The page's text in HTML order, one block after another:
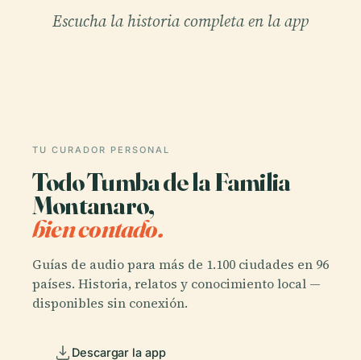
Escucha la historia completa en la app
TU CURADOR PERSONAL
Todo Tumba de la Familia
Montanaro,
bien contado.
Guías de audio para más de 1.100 ciudades en 96
países. Historia, relatos y conocimiento local —
disponibles sin conexión.
Descargar la app